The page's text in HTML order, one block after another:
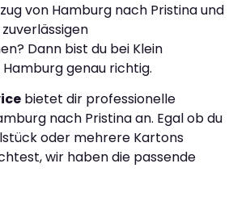
von Hamburg nach Pristina und
Dann bist du bei Klein
genau richtig.
bietet dir professionelle
nach Pristina an. Egal ob du
oder mehrere Kartons
wir haben die passende